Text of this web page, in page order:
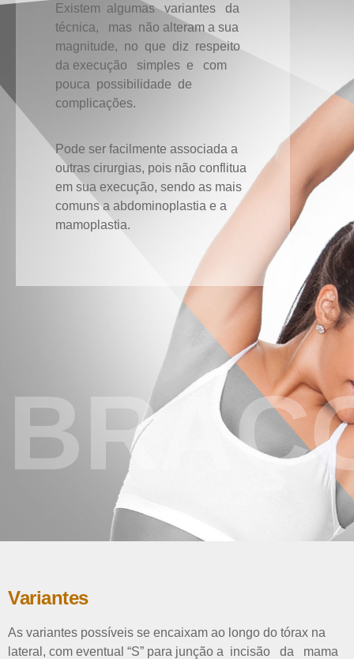
Existem algumas variantes da
técnica, mas não alteram a sua
magnitude, no que diz respeito
da execução simples e com
pouca possibilidade de
complicações.
Pode ser facilmente associada a
outras cirurgias, pois não conflitua
em sua execução, sendo as mais
comuns a abdominoplastia e a
mamoplastia.
Variantes
As variantes possíveis se encaixam ao longo do tórax na
lateral, com eventual “S” para junção a incisão da mama